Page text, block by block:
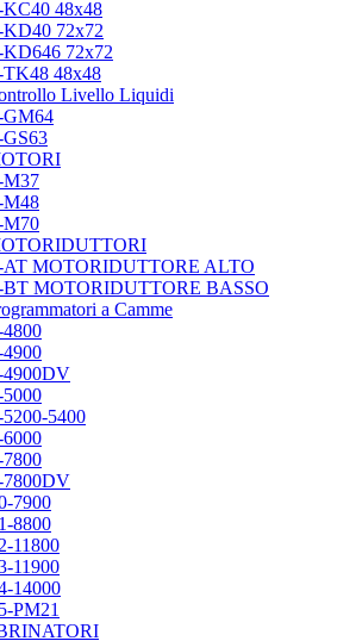
48x48
72x72
72x72
48x48
Livello Liquidi
MOTORIDUTTORE ALTO
MOTORIDUTTORE BASSO
a Camme
5400
7900
8800
11800
11900
14000
PM21